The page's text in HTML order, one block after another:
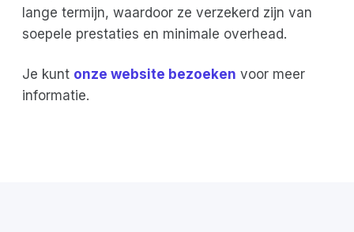
lange termijn, waardoor ze verzekerd zijn van
soepele prestaties en minimale overhead.
Je kunt onze website bezoeken voor meer
informatie.